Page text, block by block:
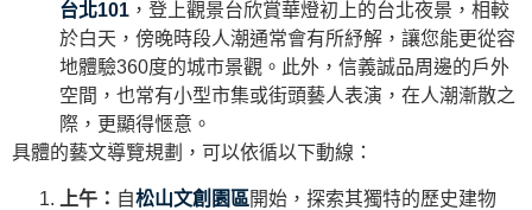
台北101 ，登上觀景台欣賞華燈初上的台北夜景，相較
於白天，傍晚時段人潮通常會有所紓解，讓您能更從容
地體驗360度的城市景觀。此外，信義誠品周邊的戶外
空間，也常有小型市集或街頭藝人表演，在人潮漸散之
際，更顯得愜意。
具體的藝文導覽規劃，可以依循以下動線：
上午： 自松山文創園區開始，探索其獨特的歷史建物